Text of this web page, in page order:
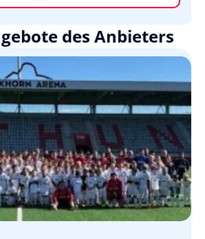
des Anbieters